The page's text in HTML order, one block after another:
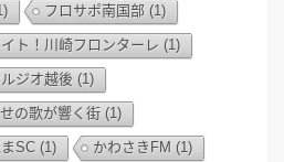
フロサポ南国部 (1)
ト！川崎フロンターレ (1)
ジオ越後 (1)
の歌が響く街 (1)
SC (1) かわさきFM (1)